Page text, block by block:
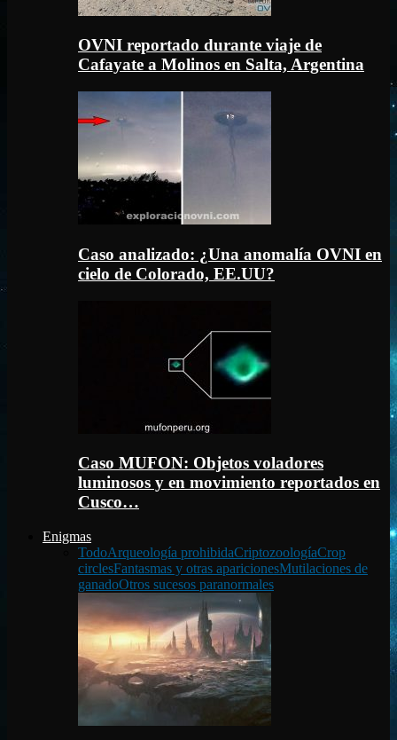
OVNI reportado durante viaje de
Cafayate a Molinos en Salta, Argentina
Caso analizado: ¿Una anomalía OVNI en
cielo de Colorado, EE.UU?
Caso MUFON: Objetos voladores
luminosos y en movimiento reportados en
Cusco…
Enigmas
TodoArqueología prohibidaCriptozoologíaCrop
circlesFantasmas y otras aparicionesMutilaciones de
ganadoOtros sucesos paranormales